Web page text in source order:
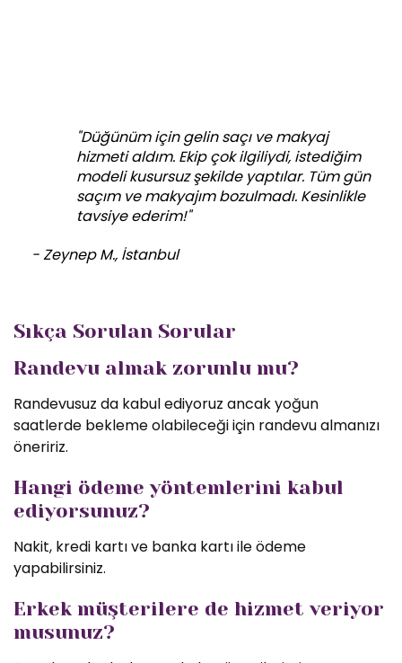
"Düğünüm için gelin saçı ve makyaj
hizmeti aldım. Ekip çok ilgiliydi, istediğim
modeli kusursuz şekilde yaptılar. Tüm gün
saçım ve makyajım bozulmadı. Kesinlikle
tavsiye ederim!"
- Zeynep M., İstanbul
Sıkça Sorulan Sorular
Randevu almak zorunlu mu?
Randevusuz da kabul ediyoruz ancak yoğun
saatlerde bekleme olabileceği için randevu almanızı
öneririz.
Hangi ödeme yöntemlerini kabul
ediyorsunuz?
Nakit, kredi kartı ve banka kartı ile ödeme
yapabilirsiniz.
Erkek müşterilere de hizmet veriyor
musunuz?